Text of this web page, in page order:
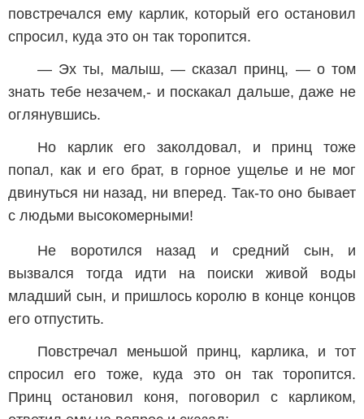
повстречался ему карлик, который его остановил
спросил, куда это он так торопится.
— Эх ты, малыш, — сказал принц, — о том
знать тебе незачем,- и поскакал дальше, даже не
оглянувшись.
Но карлик его заколдовал, и принц тоже
попал, как и его брат, в горное ущелье и не мог
двинуться ни назад, ни вперед. Так-то оно бывает
с людьми высокомерными!
Не воротился назад и средний сын, и
вызвался тогда идти на поиски живой воды
младший сын, и пришлось королю в конце концов
его отпустить.
Повстречал меньшой принц, карлика, и тот
спросил его тоже, куда это он так торопится.
Принц остановил коня, поговорил с карликом,